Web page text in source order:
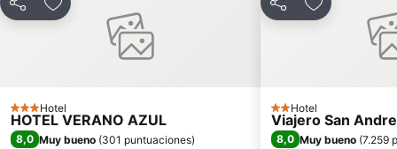
CompartirAgregar a favoritos
3 Estrellas
Hotel
HOTEL VERANO AZUL
8,0 Muy bueno (301 puntuaciones)
CompartirAgregar a
2 Estrellas
Hotel
Viajero San
8,0 Muy bueno (7.259